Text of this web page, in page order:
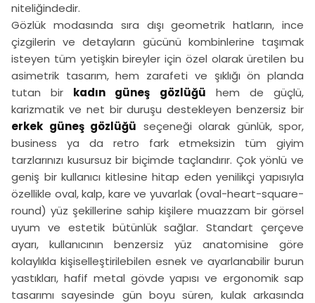
niteliğindedir.
Gözlük modasında sıra dışı geometrik hatların, ince
çizgilerin ve detayların gücünü kombinlerine taşımak
isteyen tüm yetişkin bireyler için özel olarak üretilen bu
asimetrik tasarım, hem zarafeti ve şıklığı ön planda
tutan bir kadın güneş gözlüğü
hem de güçlü,
karizmatik ve net bir duruşu destekleyen benzersiz bir
erkek güneş gözlüğü seçeneği olarak günlük, spor,
business ya da retro fark etmeksizin tüm giyim
tarzlarınızı kusursuz bir biçimde taçlandırır. Çok yönlü ve
geniş bir kullanıcı kitlesine hitap eden yenilikçi yapısıyla
özellikle oval, kalp, kare ve yuvarlak (oval-heart-square-
round) yüz şekillerine sahip kişilere muazzam bir görsel
uyum ve estetik bütünlük sağlar. Standart çerçeve
ayarı, kullanıcının benzersiz yüz anatomisine göre
kolaylıkla kişiselleştirilebilen esnek ve ayarlanabilir burun
yastıkları, hafif metal gövde yapısı ve ergonomik sap
tasarımı sayesinde gün boyu süren, kulak arkasında